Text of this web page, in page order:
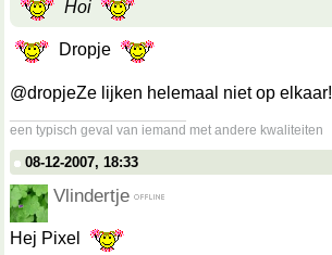
Hoi
Dropje
@dropjeZe lijken helemaal niet op elkaar!
een typisch geval van iemand met andere kwaliteiten
08-12-2007, 18:33
Vlindertje
Hej Pixel